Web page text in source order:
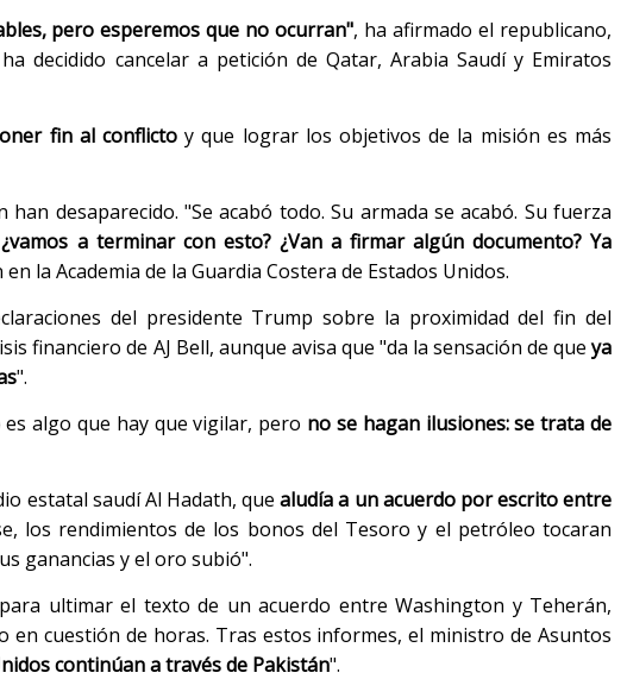
pero esperemos que no ocurran", ha afirmado el republicano,
decidido cancelar a petición de Qatar, Arabia Saudí y Emiratos
fin al conflictoy que lograr los objetivos de la misión es más
desaparecido. "Se acabó todo. Su armada se acabó. Su fuerza
¿vamos a terminar con esto? ¿Van a firmar algún documento? Ya
la Academia de la Guardia Costera de Estados Unidos.
del presidente Trump sobre la proximidad del fin del
financiero de AJ Bell, aunque avisa que "da la sensación de queya
".
algo que hay que vigilar, pero no se hagan ilusiones: se trata de
estatal saudí Al Hadath, quealudía a un acuerdo por escrito entre
los rendimientos de los bonos del Tesoro y el petróleo tocaran
ganancias y el oro subió".
ultimar el texto de un acuerdo entre Washington y Teherán,
cuestión de horas. Tras estos informes, el ministro de Asuntos
continúan a través de Pakistán".